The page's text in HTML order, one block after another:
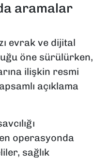
aramalar
evrak ve dijital
öne sürülürken,
ilişkin resmi
açıklama
operasyonda
sağlık